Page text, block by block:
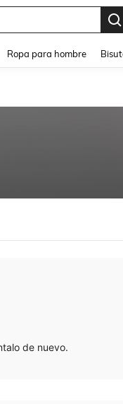
Ropa para hombre
de nuevo.